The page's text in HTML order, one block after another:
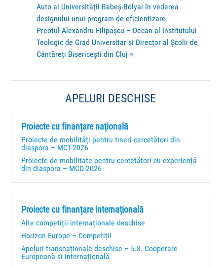
Auto al Universității Babeș-Bolyai în vederea
designului unui program de eficientizare
Preotul Alexandru Filipașcu – Decan al Institutului
Teologic de Grad Universitar și Director al Școlii de
Cântăreți Bisericești din Cluj »
APELURI DESCHISE
Proiecte cu finanțare națională
Proiecte de mobilități pentru tineri cercetători din
diaspora – MCT-2026
Proiecte de mobilitate pentru cercetători cu experiență
din diaspora – MCD-2026
Proiecte cu finanțare internațională
Alte competiții internaționale deschise
Horizon Europe – Competiții
Apeluri transnaționale deschise – 5.8. Cooperare
Europeană și Internațională